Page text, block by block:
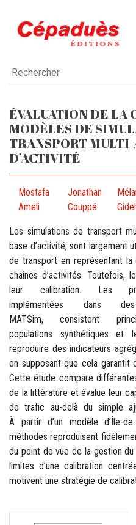
ÉVALUATION DE LA
MODÈLES DE
TRANSPORT MULTI-
D’ACTIVITÉ
Mostafa
Ameli
Jonathan
Couppé
Gidel
Les simulations de transport
base d’activité, sont largement
de transport en représentant
chaînes d’activités. Toutefois,
leur calibration. Les
implémentées dans
MATSim, consistent
populations synthétiques
reproduire des indicateurs
en supposant que cela
Cette étude compare
de la littérature et évalue leur
de trafic au-delà du simple
À partir d’un modèle d’Île-
méthodes reproduisent
du point de vue de la gestion
limites d’une calibration
motivent une stratégie de